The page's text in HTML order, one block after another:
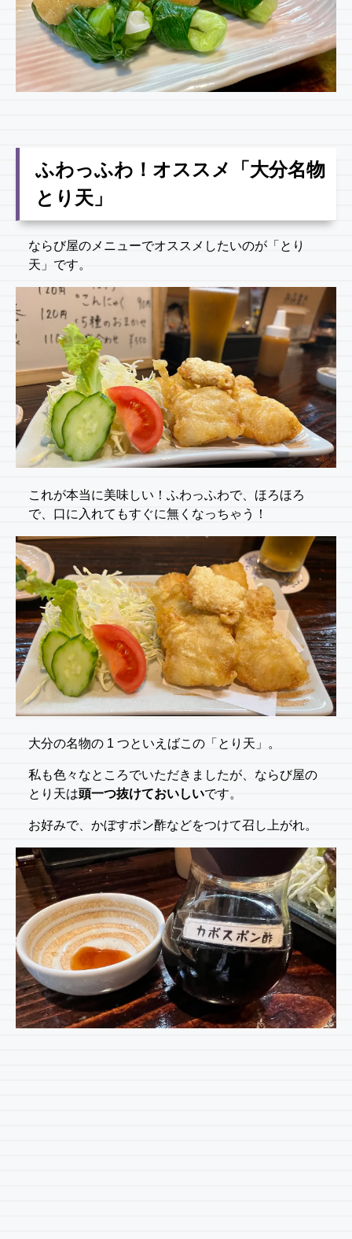
ふわっふわ！オススメ「大分名物
とり天」
ならび屋のメニューでオススメしたいのが「とり
天」です。
これが本当に美味しい！ふわっふわで、ほろほろ
で、口に入れてもすぐに無くなっちゃう！
大分の名物の 1 つといえばこの「とり天」。
私も色々なところでいただきましたが、ならび屋の
とり天は頭一つ抜けておいしいです。
お好みで、かぼすポン酢などをつけて召し上がれ。